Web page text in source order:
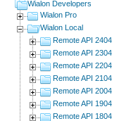
Wialon Developers
Wialon Pro
Wialon Local
Remote API 2404
Remote API 2304
Remote API 2204
Remote API 2104
Remote API 2004
Remote API 1904
Remote API 1804